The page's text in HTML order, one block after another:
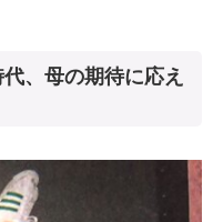
、母の期待に応え